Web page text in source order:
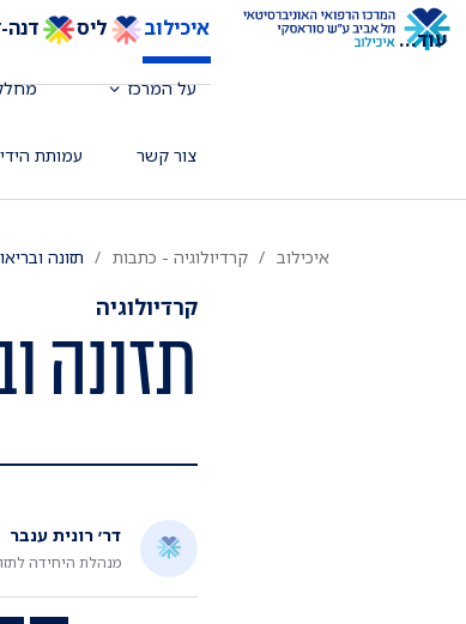
איכילוב ליס
על המרכז
צור קשר עמותת
עוד...
איכילוב קרדיולוגיה - כתבות תזונה
קרדיולוגיה
תזונה
דר׳ רונית ענבר
מנהלת היחידה